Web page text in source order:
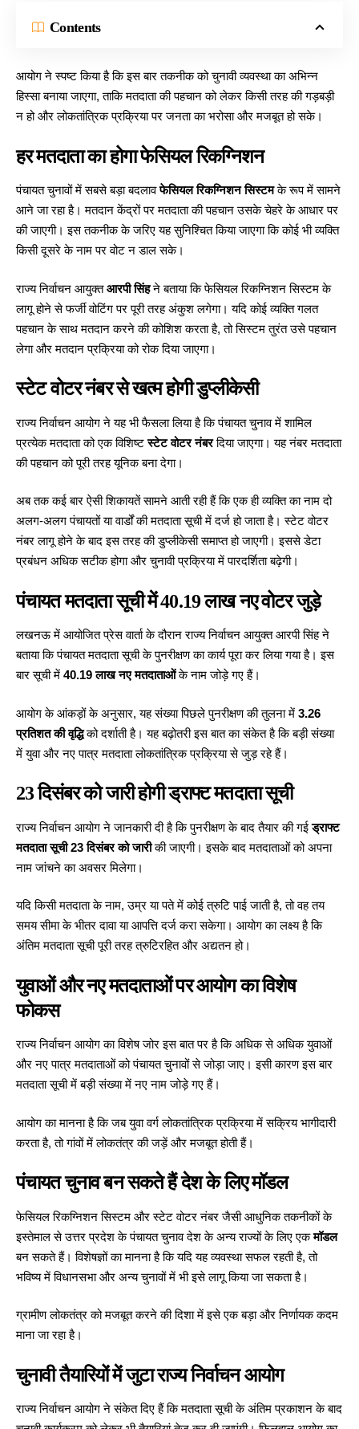
Contents
आयोग ने स्पष्ट किया है कि इस बार तकनीक को चुनावी व्यवस्था का अभिन्न
हिस्सा बनाया जाएगा, ताकि मतदाता की पहचान को लेकर किसी तरह की गड़बड़ी
न हो और लोकतांत्रिक प्रक्रिया पर जनता का भरोसा और मजबूत हो सके।
हर मतदाता का होगा फेसियल रिकग्निशन
पंचायत चुनावों में सबसे बड़ा बदलावफेसियल रिकग्निशन सिस्टमके रूप में सामने
आने जा रहा है। मतदान केंद्रों पर मतदाता की पहचान उसके चेहरे के आधार पर
की जाएगी। इस तकनीक के जरिए यह सुनिश्चित किया जाएगा कि कोई भी व्यक्ति
किसी दूसरे के नाम पर वोट न डाल सके।
राज्य निर्वाचन आयुक्तआरपी सिंहने बताया कि फेसियल रिकग्निशन सिस्टम के
लागू होने से फर्जी वोटिंग पर पूरी तरह अंकुश लगेगा। यदि कोई व्यक्ति गलत
पहचान के साथ मतदान करने की कोशिश करता है, तो सिस्टम तुरंत उसे पहचान
लेगा और मतदान प्रक्रिया को रोक दिया जाएगा।
स्टेट वोटर नंबर से खत्म होगी डुप्लीकेसी
राज्य निर्वाचन आयोग ने यह भी फैसला लिया है कि पंचायत चुनाव में शामिल
प्रत्येक मतदाता को एक विशिष्टस्टेट वोटर नंबरदिया जाएगा। यह नंबर मतदाता
की पहचान को पूरी तरह यूनिक बना देगा।
अब तक कई बार ऐसी शिकायतें सामने आती रही हैं कि एक ही व्यक्ति का नाम दो
अलग-अलग पंचायतों या वार्डों की मतदाता सूची में दर्ज हो जाता है। स्टेट वोटर
नंबर लागू होने के बाद इस तरह की डुप्लीकेसी समाप्त हो जाएगी। इससे डेटा
प्रबंधन अधिक सटीक होगा और चुनावी प्रक्रिया में पारदर्शिता बढ़ेगी।
पंचायत मतदाता सूची में 40.19 लाख नए वोटर जुड़े
लखनऊ में आयोजित प्रेस वार्ता के दौरान राज्य निर्वाचन आयुक्त आरपी सिंह ने
बताया कि पंचायत मतदाता सूची के पुनरीक्षण का कार्य पूरा कर लिया गया है। इस
बार सूची में 40.19 लाख नए मतदाताओंके नाम जोड़े गए हैं।
आयोग के आंकड़ों के अनुसार, यह संख्या पिछले पुनरीक्षण की तुलना में 3.26
प्रतिशत की वृद्धिको दर्शाती है। यह बढ़ोतरी इस बात का संकेत है कि बड़ी संख्या
में युवा और नए पात्र मतदाता लोकतांत्रिक प्रक्रिया से जुड़ रहे हैं।
23 दिसंबर को जारी होगी ड्राफ्ट मतदाता सूची
राज्य निर्वाचन आयोग ने जानकारी दी है कि पुनरीक्षण के बाद तैयार की गईड्राफ्ट
मतदाता सूची 23 दिसंबर को जारीकी जाएगी। इसके बाद मतदाताओं को अपना
नाम जांचने का अवसर मिलेगा।
यदि किसी मतदाता के नाम, उम्र या पते में कोई त्रुटि पाई जाती है, तो वह तय
समय सीमा के भीतर दावा या आपत्ति दर्ज करा सकेगा। आयोग का लक्ष्य है कि
अंतिम मतदाता सूची पूरी तरह त्रुटिरहित और अद्यतन हो।
युवाओं और नए मतदाताओं पर आयोग का विशेष
फोकस
राज्य निर्वाचन आयोग का विशेष जोर इस बात पर है कि अधिक से अधिक युवाओं
और नए पात्र मतदाताओं को पंचायत चुनावों से जोड़ा जाए। इसी कारण इस बार
मतदाता सूची में बड़ी संख्या में नए नाम जोड़े गए हैं।
आयोग का मानना है कि जब युवा वर्ग लोकतांत्रिक प्रक्रिया में सक्रिय भागीदारी
करता है, तो गांवों में लोकतंत्र की जड़ें और मजबूत होती हैं।
पंचायत चुनाव बन सकते हैं देश के लिए मॉडल
फेसियल रिकग्निशन सिस्टम और स्टेट वोटर नंबर जैसी आधुनिक तकनीकों के
इस्तेमाल सेउत्तर प्रदेशके पंचायत चुनाव देश के अन्य राज्यों के लिए एकमॉडल
बन सकते हैं। विशेषज्ञों का मानना है कि यदि यह व्यवस्था सफल रहती है, तो
भविष्य में विधानसभा और अन्य चुनावों में भी इसे लागू किया जा सकता है।
ग्रामीण लोकतंत्र को मजबूत करने की दिशा में इसे एक बड़ा और निर्णायक कदम
माना जा रहा है।
चुनावी तैयारियों में जुटा राज्य निर्वाचन आयोग
राज्य निर्वाचन आयोग ने संकेत दिए हैं कि मतदाता सूची के अंतिम प्रकाशन के बाद